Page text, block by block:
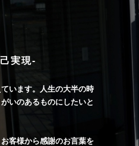
実現-
います。人生の大半の時
いのあるものにしたいと
お客様から感謝のお言葉を